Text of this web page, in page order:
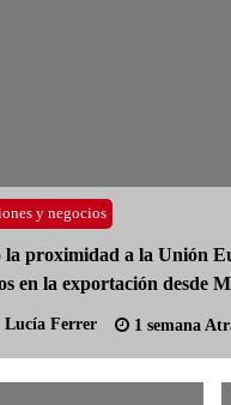
y negocios
la proximidad a la Unión
en la exportación desde
Lucía Ferrer 1 semana